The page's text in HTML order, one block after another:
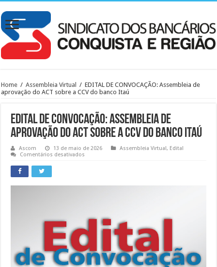
Home / Assembleia Virtual / EDITAL DE CONVOCAÇÃO: Assembleia de
aprovação do ACT sobre a CCV do banco Itaú
EDITAL DE CONVOCAÇÃO: Assembleia de
aprovação do ACT sobre a CCV do banco Itaú
Ascom 13 de maio de 2026 Assembleia Virtual, Edital
Comentários desativados
de
a
do
banco
Itaú